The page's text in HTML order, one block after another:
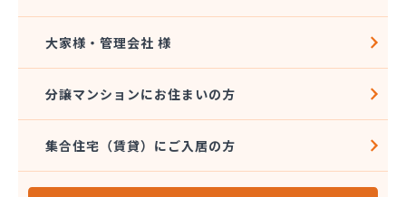
株式会社サイサン 新小岩営業所
株式会社さかなや本店 プロパンガス燃料部
株式会社サンマイティ
株式会社シャイニングサービス 江戸川営業所
株式会社スギモト
株式会社スズキ
株式会社セイカ 京王営業所
大家様・管理会社 様
分譲マンションにお住まいの方
集合住宅（賃貸）にご入居の方